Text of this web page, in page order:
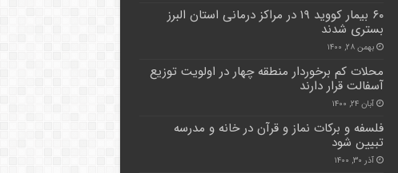
۶۰ بیمار کووید ۱۹ در مراکز درمانی استان البرز
بستری شدند
بهمن ۲۸, ۱۴۰۰
محلات کم برخوردار منطقه چهار در اولویت توزیع
آسفالت قرار دارند
آبان ۲۴, ۱۴۰۰
فلسفه و برکات نماز و قرآن در خانه و مدرسه
تبیین شود
آذر ۳۰, ۱۴۰۰